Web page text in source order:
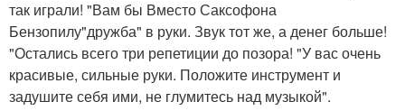
так играли! "Вам бы Вместо Саксофона
Бензопилу"дружба" в руки. Звук тот же, а денег больше!
"Остались всего три репетиции до позора! "У вас очень
красивые, сильные руки. Положите инструмент и
задушите себя ими, не глумитесь над музыкой".